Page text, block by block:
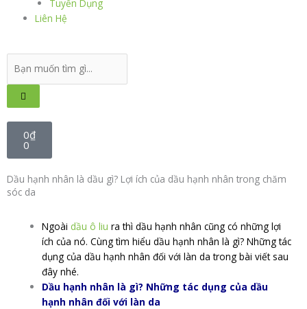
Tuyển Dụng
Liên Hệ
0₫
0
Cart
Dầu hạnh nhân là dầu gì? Lợi ích của dầu hạnh nhân trong chăm
sóc da
Ngoài dầu ô liu ra thì dầu hạnh nhân cũng có những lợi
ích của nó. Cùng tìm hiểu dầu hạnh nhân là gì? Những tác
dụng của dầu hạnh nhân đối với làn da trong bài viết sau
đây nhé.
Dầu hạnh nhân là gì? Những tác dụng của dầu
hạnh nhân đối với làn da